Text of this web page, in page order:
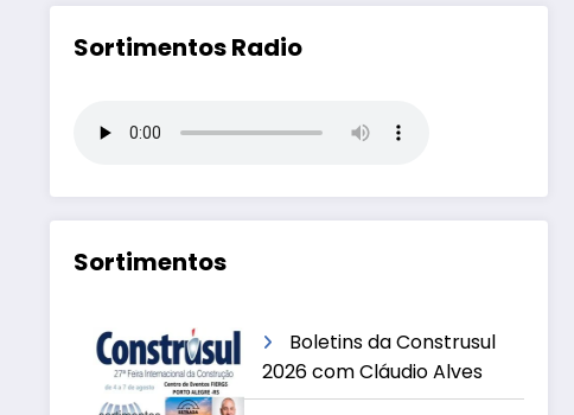
Sortimentos Radio
Sortimentos
Boletins da Construsul
2026 com Cláudio Alves